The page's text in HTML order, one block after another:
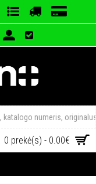
0 prekė(s) - 0.00€